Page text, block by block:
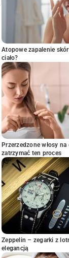
Atopowe zapalenie
ciało?
Przerzedzone włosy
zatrzymać ten proces
Zeppelin – zegarki z
elegancją